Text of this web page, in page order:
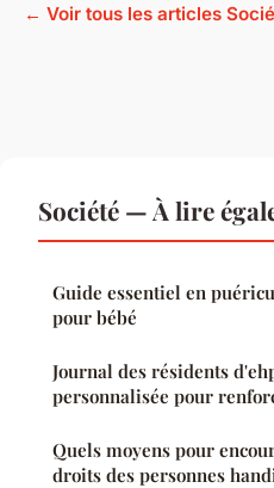
← Voir tous les articles
Société — À lire
Guide essentiel en
pour bébé
Journal des résidents
personnalisée pour
Quels moyens pour
droits des personnes